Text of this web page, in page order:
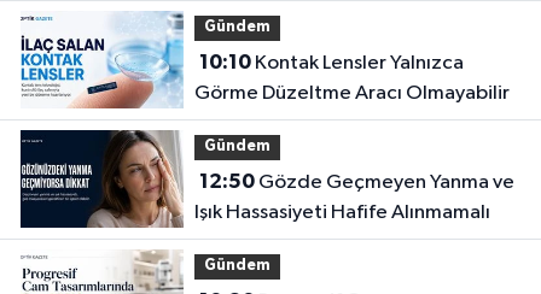
Gündem
10:10Kontak Lensler Yalnızca
Görme Düzeltme Aracı Olmayabilir
Gündem
12:50Gözde Geçmeyen Yanma ve
Işık Hassasiyeti Hafife Alınmamalı
Gündem